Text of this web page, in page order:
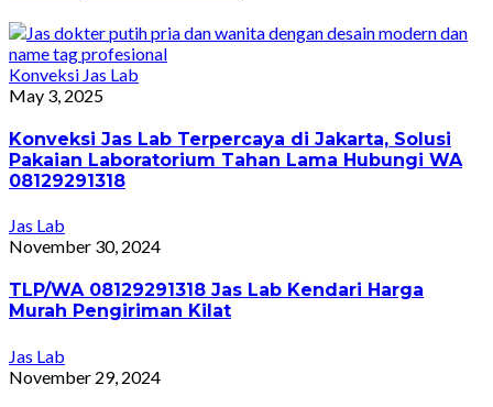
Konveksi Jas Lab
May 3, 2025
Konveksi Jas Lab Terpercaya di Jakarta, Solusi
Pakaian Laboratorium Tahan Lama Hubungi WA
08129291318
Jas Lab
November 30, 2024
TLP/WA 08129291318 Jas Lab Kendari Harga
Murah Pengiriman Kilat
Jas Lab
November 29, 2024